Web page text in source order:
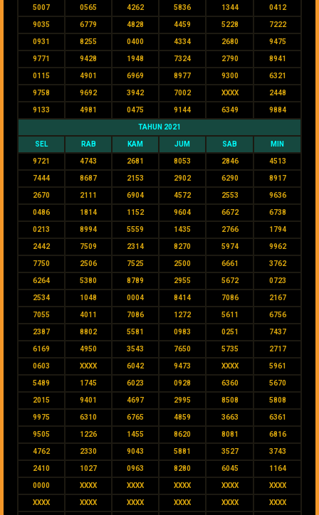
5007 0565 4262 5836 1344 0412
9035 6779 4828 4459 5228 7222
0931 8255 0400 4334 2680 9475
9771 9428 1948 7324 2790 8941
0115 4901 6969 8977 9300 6321
9758 9692 3942 7002 XXXX 2448
9133 4981 0475 9144 6349 9884
TAHUN 2021
SEL RAB KAM JUM SAB MIN
9721 4743 2681 8053 2846 4513
7444 8687 2153 2902 6290 8917
2670 2111 6904 4572 2553 9636
0486 1814 1152 9604 6672 6738
0213 8994 5559 1435 2766 1794
2442 7509 2314 8270 5974 9962
7750 2506 7525 2500 6661 3762
6264 5380 8789 2955 5672 0723
2534 1048 0004 8414 7086 2167
7055 4011 7086 1272 5611 6756
2387 8802 5581 0983 0251 7437
6169 4950 3543 7650 5735 2717
0603 XXXX 6042 9473 XXXX 5961
5489 1745 6023 0928 6360 5670
2015 9401 4697 2995 8508 5808
9975 6310 6765 4859 3663 6361
9505 1226 1455 8620 8081 6816
4762 2330 9043 5881 3527 3743
2410 1027 0963 8280 6045 1164
0000 XXXX XXXX XXXX XXXX XXXX
XXXX XXXX XXXX XXXX XXXX XXXX